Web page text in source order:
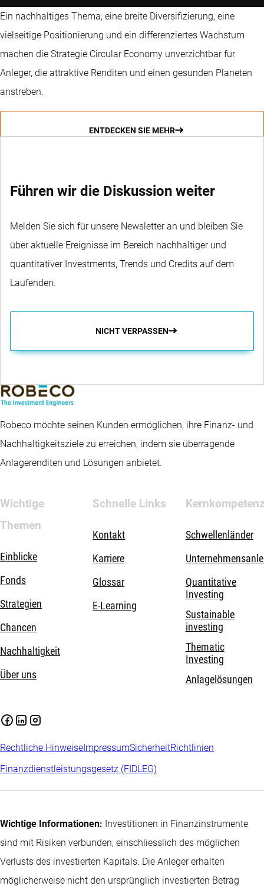
Ein nachhaltiges Thema, eine breite Diversifizierung, eine
vielseitige Positionierung und ein differenziertes Wachstum
machen die Strategie Circular Economy unverzichtbar für
Anleger, die attraktive Renditen und einen gesunden Planeten
anstreben.
ENTDECKEN SIE MEHR
Führen wir die Diskussion weiter
Melden Sie sich für unsere Newsletter an und bleiben Sie
über aktuelle Ereignisse im Bereich nachhaltiger und
quantitativer Investments, Trends und Credits auf dem
Laufenden.
NICHT VERPASSEN
Robeco möchte seinen Kunden ermöglichen, ihre Finanz- und
Nachhaltigkeitsziele zu erreichen, indem sie überragende
Anlagerenditen und Lösungen anbietet.
Wichtige
Themen
Einblicke
Fonds
Strategien
Chancen
Nachhaltigkeit
Über uns
Schnelle Links
Kontakt
Karriere
Glossar
E-Learning
Schwellenländer
Quantitative
Investing
Sustainable
investing
Thematic
Investing
Anlagelösungen
Rechtliche HinweiseImpressumSicherheitRichtlinien
Finanzdienstleistungsgesetz (FIDLEG)
Wichtige Informationen: Investitionen in Finanzinstrumente
sind mit Risiken verbunden, einschliesslich des möglichen
Verlusts des investierten Kapitals. Die Anleger erhalten
möglicherweise nicht den ursprünglich investierten Betrag